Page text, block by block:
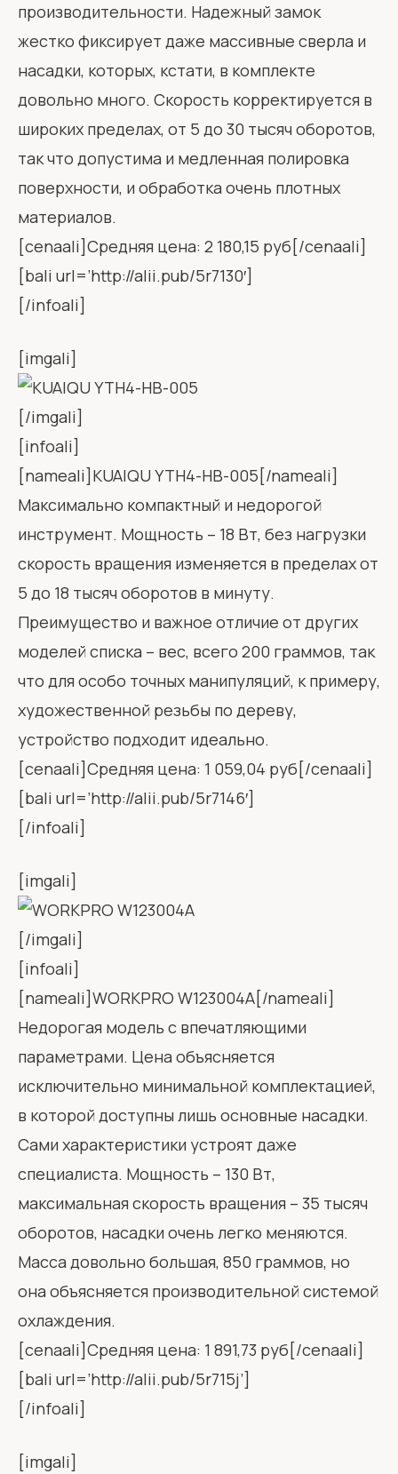
производительности. Надежный замок
жестко фиксирует даже массивные сверла и
насадки, которых, кстати, в комплекте
довольно много. Скорость корректируется в
широких пределах, от 5 до 30 тысяч оборотов,
так что допустима и медленная полировка
поверхности, и обработка очень плотных
материалов.
[cenaali]Средняя цена: 2 180,15 руб[/cenaali]
[bali url=’http://alii.pub/5r7130′]
[/infoali]
[imgali]
[/imgali]
[infoali]
[nameali]KUAIQU YTH4-HB-005[/nameali]
Максимально компактный и недорогой
инструмент. Мощность – 18 Вт, без нагрузки
скорость вращения изменяется в пределах от
5 до 18 тысяч оборотов в минуту.
Преимущество и важное отличие от других
моделей списка – вес, всего 200 граммов, так
что для особо точных манипуляций, к примеру,
художественной резьбы по дереву,
устройство подходит идеально.
[cenaali]Средняя цена: 1 059,04 руб[/cenaali]
[bali url=’http://alii.pub/5r7146′]
[/infoali]
[imgali]
[/imgali]
[infoali]
[nameali]WORKPRO W123004A[/nameali]
Недорогая модель с впечатляющими
параметрами. Цена объясняется
исключительно минимальной комплектацией,
в которой доступны лишь основные насадки.
Сами характеристики устроят даже
специалиста. Мощность – 130 Вт,
максимальная скорость вращения – 35 тысяч
оборотов, насадки очень легко меняются.
Масса довольно большая, 850 граммов, но
она объясняется производительной системой
охлаждения.
[cenaali]Средняя цена: 1 891,73 руб[/cenaali]
[bali url=’http://alii.pub/5r715j’]
[/infoali]
[imgali]